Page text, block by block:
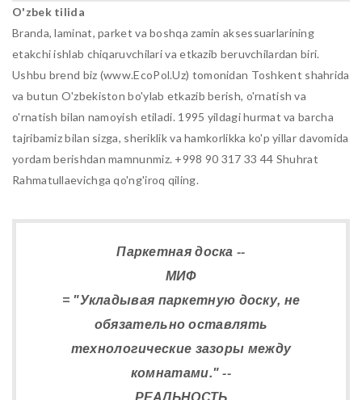
O'zbek tilida
Branda, laminat, parket va boshqa zamin aksessuarlarining
etakchi ishlab chiqaruvchilari va etkazib beruvchilardan biri.
Ushbu brend biz (www.EcoPol.Uz) tomonidan Toshkent shahrida
va butun O'zbekiston bo'ylab etkazib berish, o'rnatish va
o'rnatish bilan namoyish etiladi. 1995 yildagi hurmat va barcha
tajribamiz bilan sizga, sheriklik va hamkorlikka ko'p yillar davomida
yordam berishdan mamnunmiz. +998 90 317 33 44 Shuhrat
Rahmatullaevichga qo'ng'iroq qiling.
Паркетная доска --
МИФ
= "Укладывая паркетную доску, не
обязательно оставлять
технологические зазоры между
комнатами." --
РЕАЛЬНОСТЬ